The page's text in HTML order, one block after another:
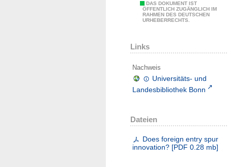
DAS DOKUMENT IST
ÖFFENTLICH ZUGÄNGLICH IM
RAHMEN DES DEUTSCHEN
URHEBERRECHTS.
Links
Nachweis
Universitäts- und
Landesbibliothek Bonn
Dateien
Does foreign entry spur
innovation? [PDF 0.28 mb]